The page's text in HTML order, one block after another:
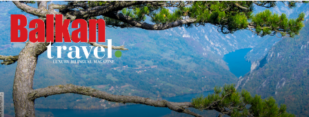
U
P
R
O
D
A
J
I